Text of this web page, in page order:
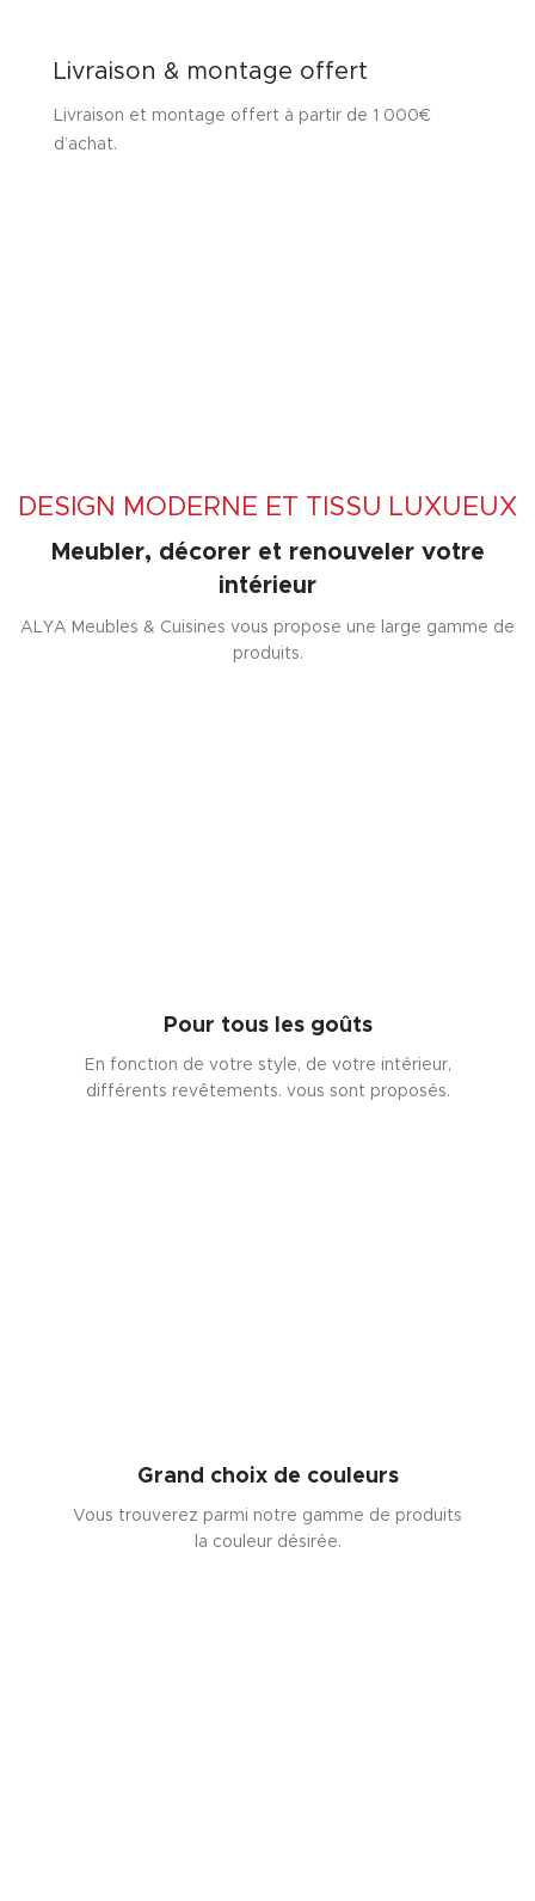
Livraison & montage offert
Livraison et montage offert à partir de 1 000€
d’achat.
DESIGN MODERNE ET TISSU LUXUEUX
Meubler, décorer et renouveler votre
intérieur
ALYA Meubles & Cuisines vous propose une large gamme de
produits.
Pour tous les goûts
En fonction de votre style, de votre intérieur,
différents revêtements. vous sont proposés.
Grand choix de couleurs
Vous trouverez parmi notre gamme de produits
la couleur désirée.